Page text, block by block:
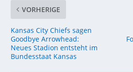
VORHERIGE
Kansas City Chiefs sagen
Goodbye Arrowhead:
Neues Stadion entsteht im
Bundesstaat Kansas